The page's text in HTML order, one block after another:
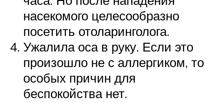
насекомого целесообразно
посетить отоларинголога.
Ужалила оса в руку. Если это
произошло не с аллергиком, то
особых причин для
беспокойства нет.